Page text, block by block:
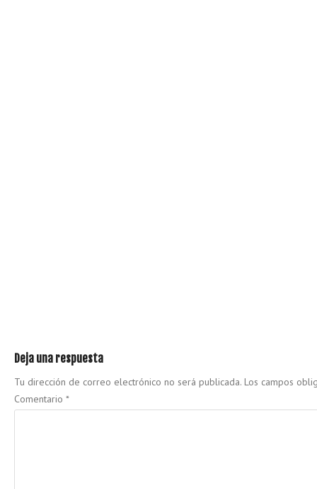
Deja una respuesta
Tu dirección de correo electrónico no será publicada. Los campos
Comentario *